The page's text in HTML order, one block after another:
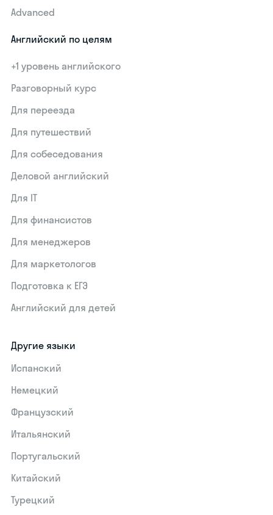
Advanced
Английский по целям
+1 уровень английского
Разговорный курс
Для переезда
Для путешествий
Для собеседования
Деловой английский
Для IT
Для финансистов
Для менеджеров
Для маркетологов
Подготовка к ЕГЭ
Английский для детей
Другие языки
Испанский
Немецкий
Французский
Итальянский
Португальский
Китайский
Турецкий